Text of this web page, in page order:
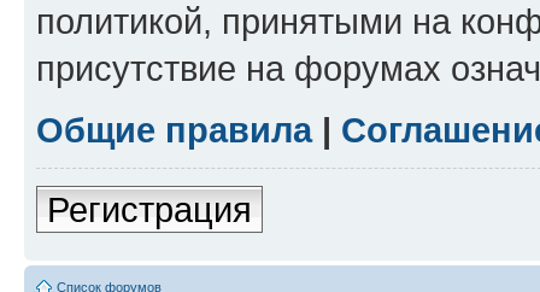
политикой, принятыми на
присутствие на форумах
Общие правила|
Регистрация
Список форумов